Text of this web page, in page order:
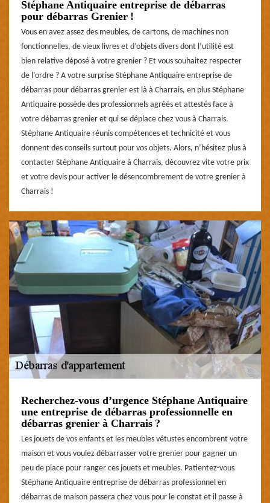
Stéphane Antiquaire entreprise de débarras
pour débarras Grenier !
Vous en avez assez des meubles, de cartons, de machines non
fonctionnelles, de vieux livres et d’objets divers dont l’utilité est
bien relative déposé à votre grenier ? Et vous souhaitez respecter
de l’ordre ? A votre surprise Stéphane Antiquaire entreprise de
débarras pour débarras grenier est là à Charrais, en plus Stéphane
Antiquaire possède des professionnels agréés et attestés face à
votre débarras grenier et qui se déplace chez vous à Charrais.
Stéphane Antiquaire réunis compétences et technicité et vous
donnent des conseils surtout pour vos objets. Alors, n’hésitez plus à
contacter Stéphane Antiquaire à Charrais, découvrez vite votre prix
et votre devis pour activer le désencombrement de votre grenier à
Charrais !
Recherchez-vous d’urgence Stéphane Antiquaire
une entreprise de débarras professionnelle en
débarras grenier à Charrais ?
Les jouets de vos enfants et les meubles vétustes encombrent votre
maison et vous voulez débarrasser votre grenier pour gagner un
peu de place pour ranger ces jouets et meubles. Patientez-vous
Stéphane Antiquaire entreprise de débarras professionnel en
débarras de maison passera chez vous pour le constat et il passe à